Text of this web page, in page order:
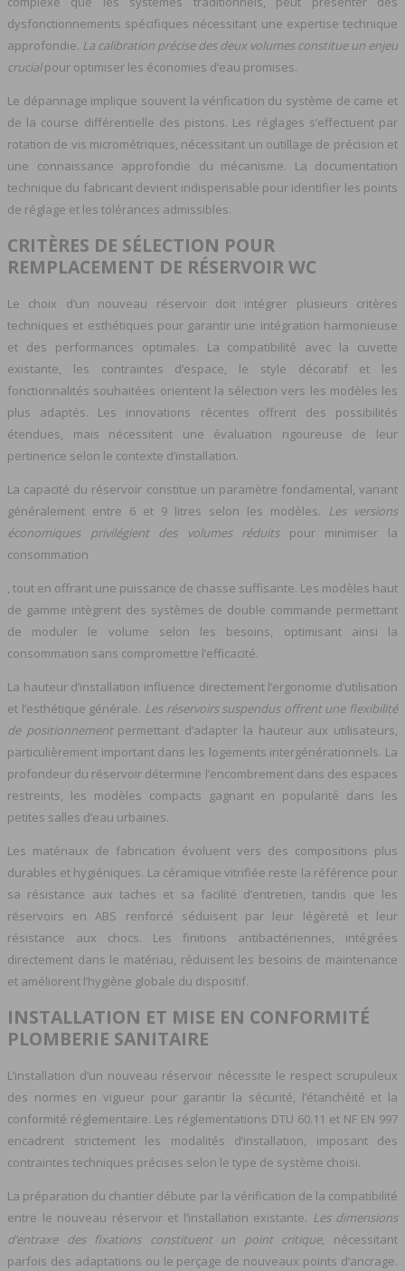
dysfonctionnements spécifiques nécessitant une expertise technique
approfondie. La calibration précise des deux volumes constitue un enjeu
crucialpour optimiser les économies d’eau promises.
Le dépannage implique souvent la vérification du système de came et
de la course différentielle des pistons. Les réglages s’effectuent par
rotation de vis micrométriques, nécessitant un outillage de précision et
une connaissance approfondie du mécanisme. La documentation
technique du fabricant devient indispensable pour identifier les points
de réglage et les tolérances admissibles.
CRITÈRES DE SÉLECTION POUR
REMPLACEMENT DE RÉSERVOIR WC
Le choix d’un nouveau réservoir doit intégrer plusieurs critères
techniques et esthétiques pour garantir une intégration harmonieuse
et des performances optimales. La compatibilité avec la cuvette
existante, les contraintes d’espace, le style décoratif et les
fonctionnalités souhaitées orientent la sélection vers les modèles les
plus adaptés. Les innovations récentes offrent des possibilités
étendues, mais nécessitent une évaluation rigoureuse de leur
pertinence selon le contexte d’installation.
La capacité du réservoir constitue un paramètre fondamental, variant
généralement entre 6 et 9 litres selon les modèles. Les versions
économiques privilégient des volumes réduits pour minimiser la
consommation
, tout en offrant une puissance de chasse suffisante. Les modèles haut
de gamme intègrent des systèmes de double commande permettant
de moduler le volume selon les besoins, optimisant ainsi la
consommation sans compromettre l’efficacité.
La hauteur d’installation influence directement l’ergonomie d’utilisation
et l’esthétique générale. Les réservoirs suspendus offrent une flexibilité
de positionnementpermettant d’adapter la hauteur aux utilisateurs,
particulièrement important dans les logements intergénérationnels. La
profondeur du réservoir détermine l’encombrement dans des espaces
restreints, les modèles compacts gagnant en popularité dans les
petites salles d’eau urbaines.
Les matériaux de fabrication évoluent vers des compositions plus
durables et hygiéniques. La céramique vitrifiée reste la référence pour
sa résistance aux taches et sa facilité d’entretien, tandis que les
réservoirs en ABS renforcé séduisent par leur légèreté et leur
résistance aux chocs. Les finitions antibactériennes, intégrées
directement dans le matériau, réduisent les besoins de maintenance
et améliorent l’hygiène globale du dispositif.
INSTALLATION ET MISE EN CONFORMITÉ
PLOMBERIE SANITAIRE
L’installation d’un nouveau réservoir nécessite le respect scrupuleux
des normes en vigueur pour garantir la sécurité, l’étanchéité et la
conformité réglementaire. Les réglementations DTU 60.11 et NF EN 997
encadrent strictement les modalités d’installation, imposant des
contraintes techniques précises selon le type de système choisi.
La préparation du chantier débute par la vérification de la compatibilité
entre le nouveau réservoir et l’installation existante. Les dimensions
d’entraxe des fixations constituent un point critique, nécessitant
parfois des adaptations ou le perçage de nouveaux points d’ancrage.